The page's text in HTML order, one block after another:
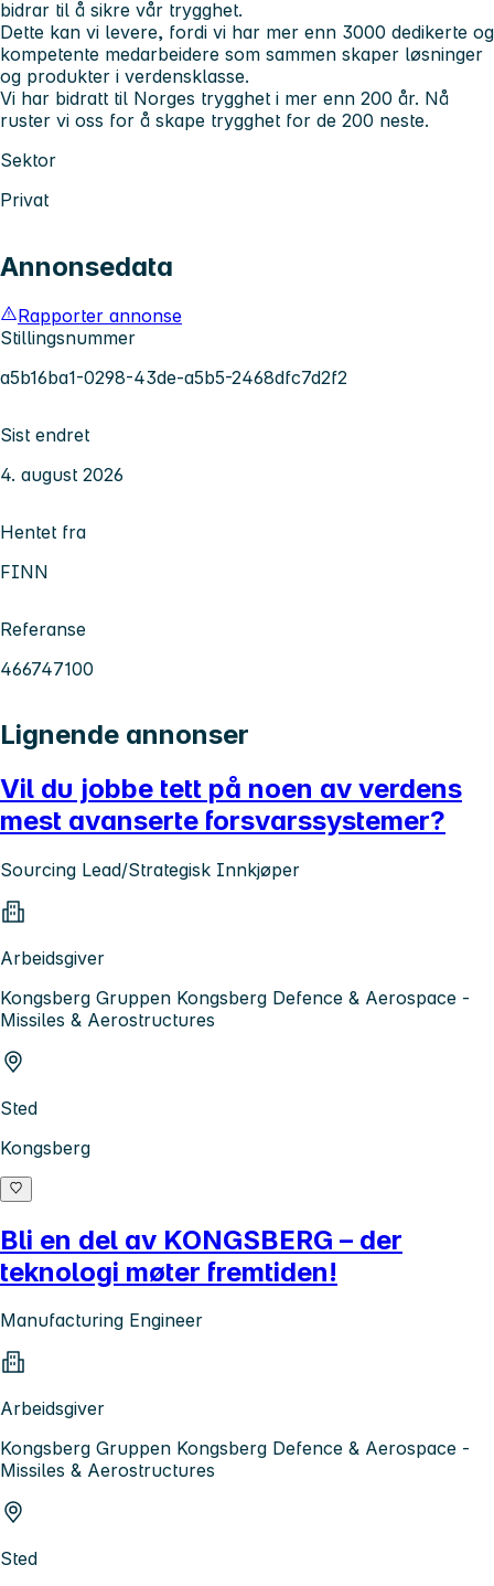
bidrar til å sikre vår trygghet.
Dette kan vi levere, fordi vi har mer enn 3000 dedikerte og
kompetente medarbeidere som sammen skaper løsninger
og produkter i verdensklasse.
Vi har bidratt til Norges trygghet i mer enn 200 år. Nå
ruster vi oss for å skape trygghet for de 200 neste.
Sektor
Privat
Annonsedata
Rapporter annonse
Stillingsnummer
a5b16ba1-0298-43de-a5b5-2468dfc7d2f2
Sist endret
4. august 2026
Hentet fra
FINN
Referanse
466747100
Lignende annonser
Vil du jobbe tett på noen av verdens
mest avanserte forsvarssystemer?
Sourcing Lead/Strategisk Innkjøper
Arbeidsgiver
Kongsberg Gruppen Kongsberg Defence & Aerospace -
Missiles & Aerostructures
Sted
Kongsberg
Bli en del av KONGSBERG – der
teknologi møter fremtiden!
Manufacturing Engineer
Arbeidsgiver
Kongsberg Gruppen Kongsberg Defence & Aerospace -
Missiles & Aerostructures
Sted